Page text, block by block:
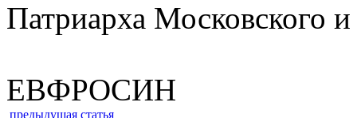
Патриарха Московского
ЕВФРОСИН
предыдущая статья